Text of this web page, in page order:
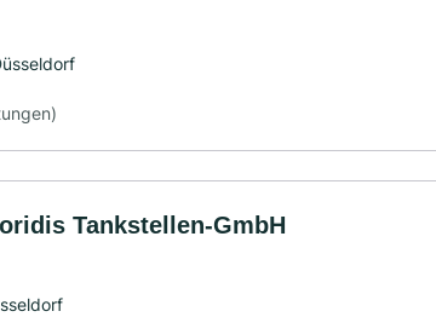
Tankstellen-GmbH